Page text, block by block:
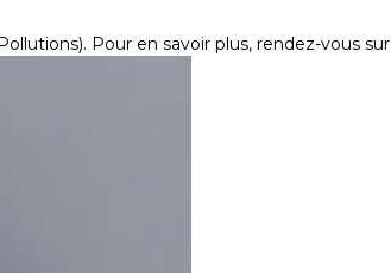
Pour en savoir plus, rendez-vous sur